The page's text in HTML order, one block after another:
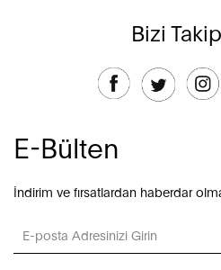
Bizi
E-Bülten
İndirim ve fırsatlardan haberdar